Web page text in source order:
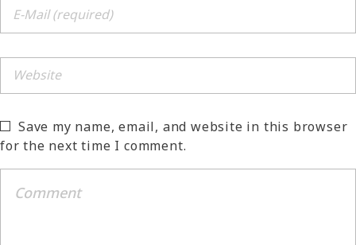
Save my name, email, and website in this browser
for the next time I comment.